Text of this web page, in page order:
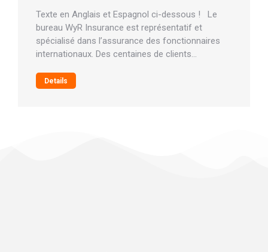
Texte en Anglais et Espagnol ci-dessous ! Le
bureau WyR Insurance est représentatif et
spécialisé dans l’assurance des fonctionnaires
internationaux. Des centaines de clients…
Details